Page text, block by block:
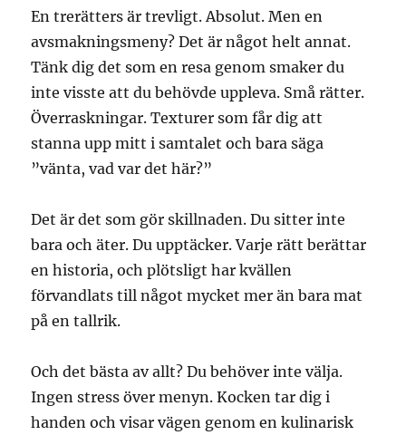
En trerätters är trevligt. Absolut. Men en
avsmakningsmeny? Det är något helt annat.
Tänk dig det som en resa genom smaker du
inte visste att du behövde uppleva. Små rätter.
Överraskningar. Texturer som får dig att
stanna upp mitt i samtalet och bara säga
”vänta, vad var det här?”
Det är det som gör skillnaden. Du sitter inte
bara och äter. Du upptäcker. Varje rätt berättar
en historia, och plötsligt har kvällen
förvandlats till något mycket mer än bara mat
på en tallrik.
Och det bästa av allt? Du behöver inte välja.
Ingen stress över menyn. Kocken tar dig i
handen och visar vägen genom en kulinarisk